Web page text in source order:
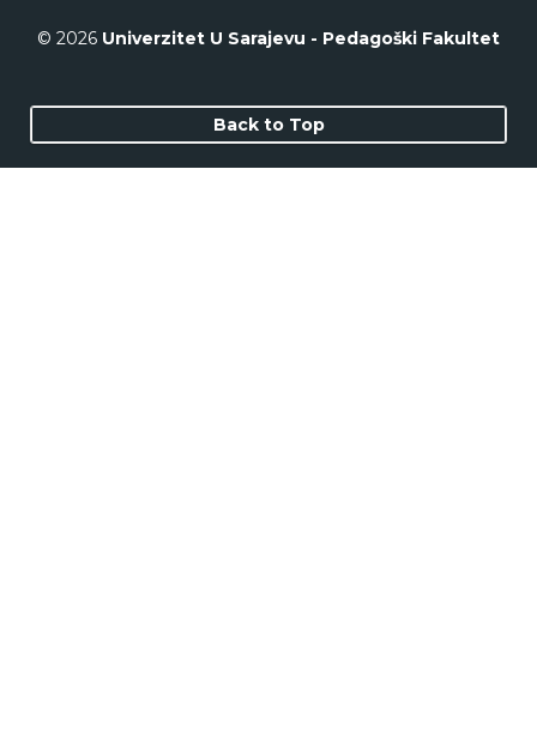
© 2026 Univerzitet U Sarajevu - Pedagoški Fakultet
Back to Top